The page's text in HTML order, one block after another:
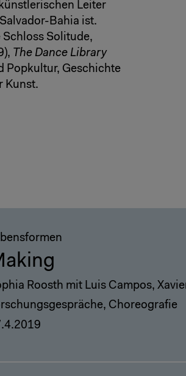
Leiter
Bahia ist.
Solitude,
The Dance Library
Popkultur, Geschichte
Kunst.
Roosth mit Luis Campos,
Choreografie